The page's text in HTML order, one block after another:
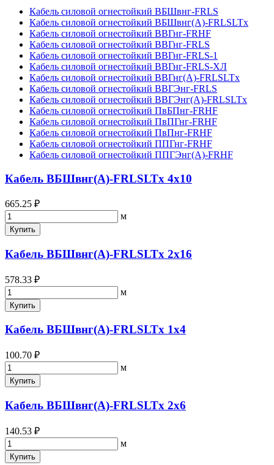
Кабель силовой огнестойкий ВБШвнг-FRLS
Кабель силовой огнестойкий ВБШвнг(А)-FRLSLTx
Кабель силовой огнестойкий ВВГнг-FRHF
Кабель силовой огнестойкий ВВГнг-FRLS
Кабель силовой огнестойкий ВВГнг-FRLS-1
Кабель силовой огнестойкий ВВГнг-FRLS-ХЛ
Кабель силовой огнестойкий ВВГнг(А)-FRLSLTx
Кабель силовой огнестойкий ВВГЭнг-FRLS
Кабель силовой огнестойкий ВВГЭнг(А)-FRLSLTx
Кабель силовой огнестойкий ПвБПнг-FRHF
Кабель силовой огнестойкий ПвПГнг-FRHF
Кабель силовой огнестойкий ПвПнг-FRHF
Кабель силовой огнестойкий ППГнг-FRHF
Кабель силовой огнестойкий ППГЭнг(A)-FRHF
Кабель ВБШвнг(А)-FRLSLTx 4х10
665.25 ₽
м
Купить
Кабель ВБШвнг(А)-FRLSLTx 2х16
578.33 ₽
м
Купить
Кабель ВБШвнг(А)-FRLSLTx 1х4
100.70 ₽
м
Купить
Кабель ВБШвнг(А)-FRLSLTx 2х6
140.53 ₽
м
Купить